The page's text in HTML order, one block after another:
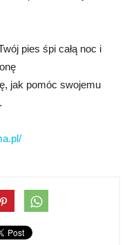
pies śpi całą noc i
jak pomóc swojemu